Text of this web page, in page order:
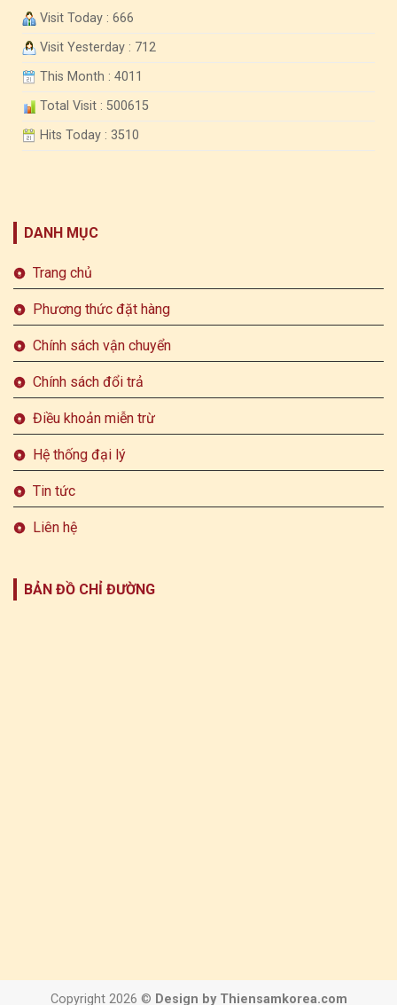
Visit Today : 666
Visit Yesterday : 712
This Month : 4011
Total Visit : 500615
Hits Today : 3510
DANH MỤC
Trang chủ
Phương thức đặt hàng
Chính sách vận chuyển
Chính sách đổi trả
Điều khoản miễn trừ
Hệ thống đại lý
Tin tức
Liên hệ
BẢN ĐỒ CHỈ ĐƯỜNG
Copyright 2026 © Design by Thiensamkorea.com